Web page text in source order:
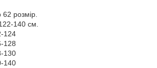
62 розмір.
140 см.
124
128
130
140